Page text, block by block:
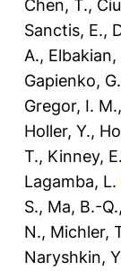
Chen, T.,
Sanctis, E.,
A., Elbakian,
Gapienko, G.
Gregor, I. M.,
Holler, Y.,
T., Kinney, E.
Lagamba, L.
S., Ma, B.-Q.,
N., Michler,
Naryshkin,